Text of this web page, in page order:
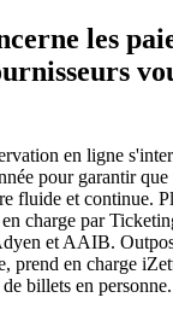
les
en ligne
pour garantir
fluide et continue.
charge par
et AAIB.
prend en charge
billets en personne.